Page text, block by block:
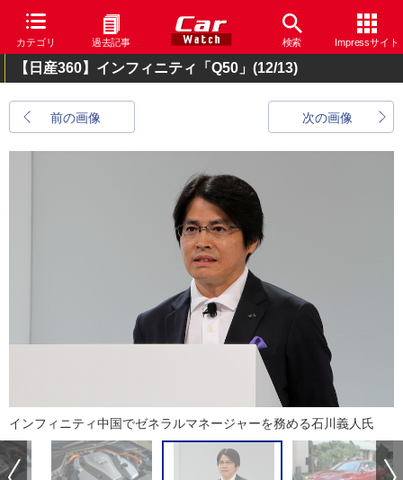
カテゴリ 過去記事 検索 Impressサイト
【日産360】インフィニティ「Q50」 (12/13)
前の画像 次の画像
インフィニティ中国でゼネラルマネージャーを務める石川義人氏